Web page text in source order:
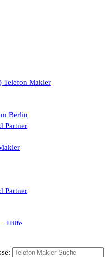
Telefon Makler
Berlin
Partner
Partner
– Hilfe